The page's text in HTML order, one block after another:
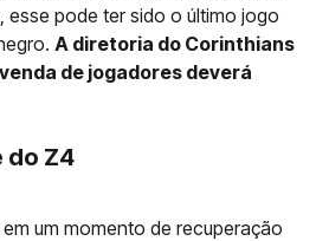
pode ter sido o último jogo
A diretoria do Corinthians
de jogadores deverá
do Z4
um momento de recuperação